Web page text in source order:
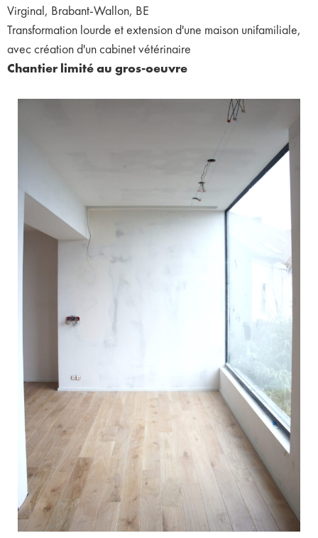
Virginal, Brabant-Wallon, BE
Transformation lourde et extension d'une maison unifamiliale,
avec création d'un cabinet vétérinaire
Chantier limité au gros-oeuvre